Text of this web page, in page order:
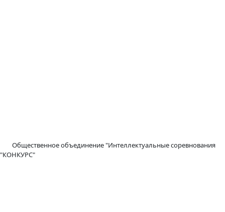
Общественное объединение "Интеллектуальные соревнования
"КОНКУРС"